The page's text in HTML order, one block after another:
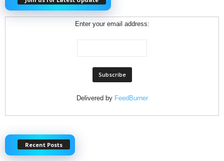
Enter your email address:
Delivered by FeedBurner
Recent Posts